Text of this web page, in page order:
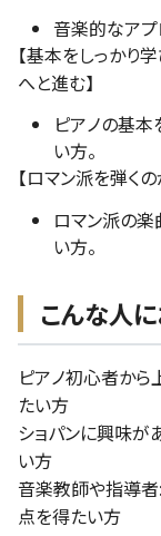
音楽的なアプ
【基本をしっかり
へと進む】
ピアノの基
い方。
【ロマン派を弾く
ロマン派の
い方。
こんな人
ピアノ初心者か
たい方
ショパンに興味が
い方
音楽教師や指導
点を得たい方